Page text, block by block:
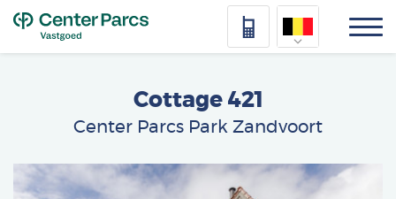
Deutsch
Cottage 421
Center Parcs Park Zandvoort
Afbeelding